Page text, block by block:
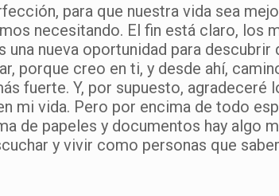
para que nuestra vida sea
necesitando. El fin está claro, los
una nueva oportunidad para
porque creo en ti, y desde ahí,
fuerte. Y, por supuesto,
mi vida. Pero por encima de todo
de papeles y documentos hay algo
y vivir como personas que